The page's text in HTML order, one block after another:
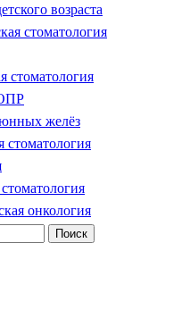
возраста
стоматология
стоматология
желёз
стоматология
онкология